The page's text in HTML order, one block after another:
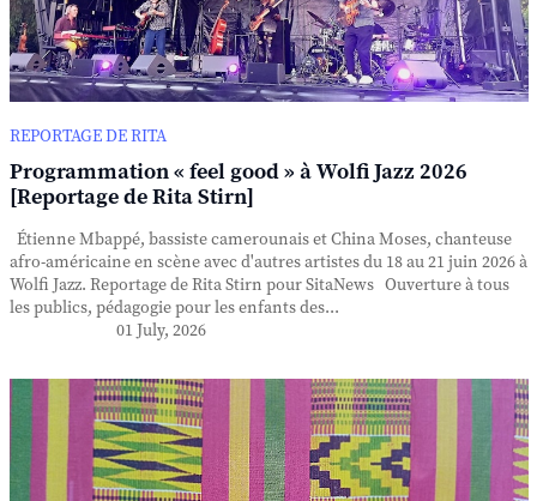
REPORTAGE DE RITA
Programmation « feel good » à Wolfi Jazz 2026
[Reportage de Rita Stirn]
Étienne Mbappé, bassiste camerounais et China Moses, chanteuse
afro-américaine en scène avec d'autres artistes du 18 au 21 juin 2026 à
Wolfi Jazz. Reportage de Rita Stirn pour SitaNews Ouverture à tous
les publics, pédagogie pour les enfants des...
01 July, 2026